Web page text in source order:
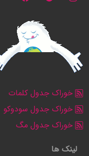
خوراک جدول کلمات
خوراک جدول سودوکو
خوراک جدول مگ
لینک ها